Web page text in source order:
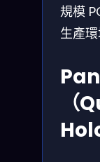
規模
生產環
（